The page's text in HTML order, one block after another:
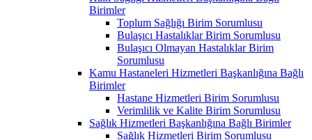
Birimler
Toplum Sağlığı Birim Sorumlusu
Bulaşıcı Hastalıklar Birim Sorumlusu
Bulaşıcı Olmayan Hastalıklar Birim
Sorumlusu
Kamu Hastaneleri Hizmetleri Başkanlığına Bağlı
Birimler
Hastane Hizmetleri Birim Sorumlusu
Verimlilik ve Kalite Birim Sorumlusu
Sağlık Hizmetleri Başkanlığına Bağlı Birimler
Sağlık Hizmetleri Birim Sorumlusu